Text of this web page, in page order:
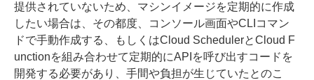
提供されていないため、マシンイメージを定期的に作成
したい場合は、その都度、コンソール画面やCLIコマン
ドで手動作成する、もしくはCloud SchedulerとCloud F
unctionを組み合わせて定期的にAPIを呼び出すコードを
開発する必要があり、手間や負担が生じていたとのこ